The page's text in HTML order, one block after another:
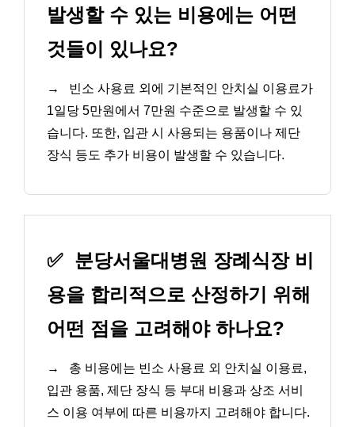
발생할 수 있는 비용에는 어떤
것들이 있나요?
→
빈소 사용료 외에 기본적인 안치실 이용료가
1일당 5만원에서 7만원 수준으로 발생할 수 있
습니다. 또한, 입관 시 사용되는 용품이나 제단
장식 등도 추가 비용이 발생할 수 있습니다.
✅ 분당서울대병원 장례식장 비
용을 합리적으로 산정하기 위해
어떤 점을 고려해야 하나요?
→
총 비용에는 빈소 사용료 외 안치실 이용료,
입관 용품, 제단 장식 등 부대 비용과 상조 서비
스 이용 여부에 따른 비용까지 고려해야 합니다.